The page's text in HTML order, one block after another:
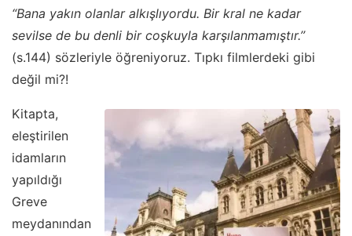
“Bana yakın olanlar alkışlıyordu. Bir kral ne kadar
sevilse de bu denli bir coşkuyla karşılanmamıştır.’’
(s.144) sözleriyle öğreniyoruz. Tıpkı filmlerdeki gibi
değil mi?!
Kitapta,
eleştirilen
idamların
yapıldığı
Greve
meydanından